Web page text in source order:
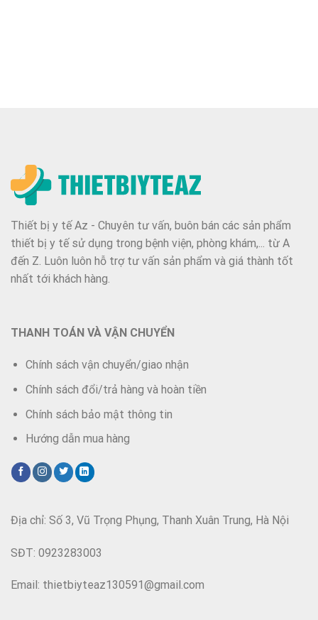
Thiết bị y tế Az - Chuyên tư vấn, buôn bán các sản phẩm
thiết bị y tế sử dụng trong bệnh viện, phòng khám,... từ A
đến Z. Luôn luôn hỗ trợ tư vấn sản phẩm và giá thành tốt
nhất tới khách hàng.
Địa chỉ: Số 3, Vũ Trọng Phụng, Thanh Xuân Trung, Hà Nội
SĐT: 0923283003
Email: thietbiyteaz130591@gmail.com
THANH TOÁN VÀ VẬN CHUYỂN
Chính sách vận chuyển/giao nhận
Chính sách đổi/trả hàng và hoàn tiền
Chính sách bảo mật thông tin
Hướng dẫn mua hàng